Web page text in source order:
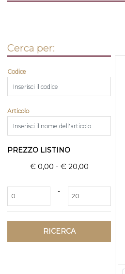
Cerca per:
Codice
Articolo
PREZZO LISTINO
€ 0,00 - € 20,00
-